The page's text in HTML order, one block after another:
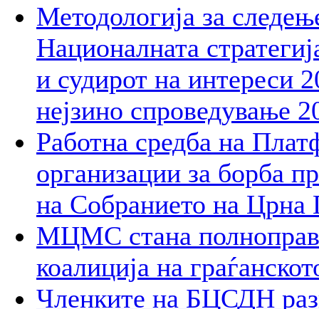
Методологија за
Националната
и судирот на интереси
нејзино спроведување
Работна средба на
организации за борба
на Собранието на Црна
МЦМС стана
коалиција на
Членките на БЦСДН